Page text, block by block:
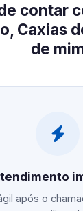
contar
Caxias
de
após o